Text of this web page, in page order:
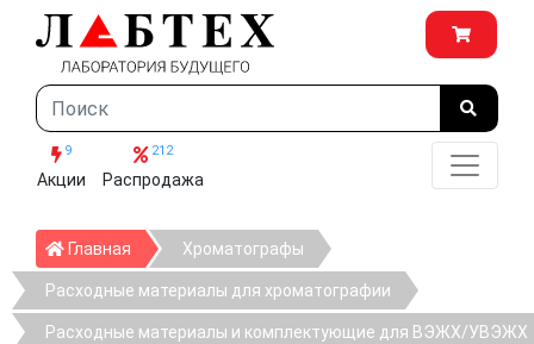
9
Акции
212
Распродажа
Главная ГлавнаяХроматографы
Расходные материалы для хроматографии
Расходные материалы и комплектующие для ВЭЖХ/УВЭЖХ